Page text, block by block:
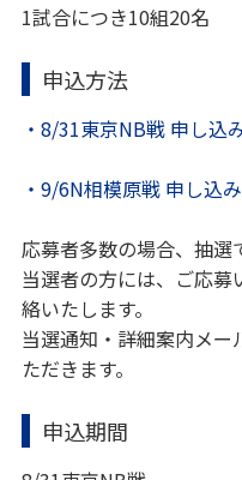
1試合につき10組20名
申込方法
・8/31東京NB戦 申し込
・9/6N相模原戦 申し込み
応募者多数の場合、抽選
当選者の方には、ご応
絡いたします。
当選通知・詳細案内メー
ただきます。
申込期間